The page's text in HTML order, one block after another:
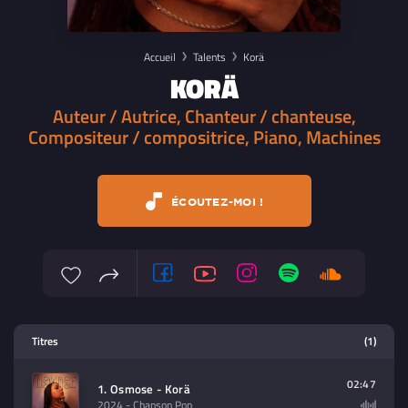
Accueil Talents Korä
KORÄ
Auteur / Autrice, Chanteur / chanteuse,
Compositeur / compositrice, Piano, Machines
ÉCOUTEZ-MOI !
contenu à lire (audio/video)
Titres (1)
1. Osmose - Korä
2024 - Chanson Pop
02:47